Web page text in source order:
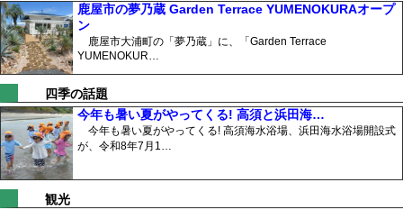
鹿屋市の夢乃蔵 Garden Terrace YUMENOKURAオープ
ン
鹿屋市大浦町の「夢乃蔵」に、「Garden Terrace
YUMENOKUR…
四季の話題
今年も暑い夏がやってくる! 高須と浜田海…
今年も暑い夏がやってくる! 高須海水浴場、浜田海水浴場開設式
が、令和8年7月1…
観光